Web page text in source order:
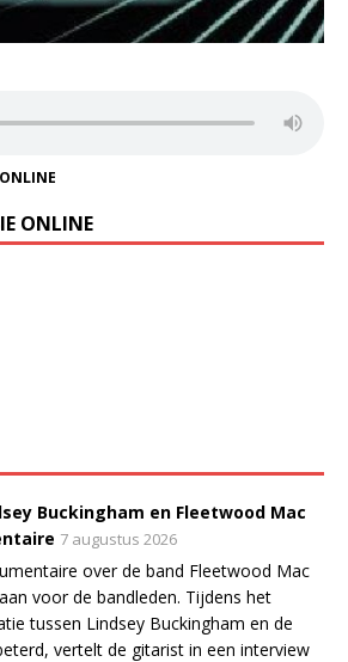
ONLINE
Buckingham en Fleetwood Mac
7 augustus 2026
over de band Fleetwood Mac
voor de bandleden. Tijdens het
tussen Lindsey Buckingham en de
vertelt de gitarist in een interview